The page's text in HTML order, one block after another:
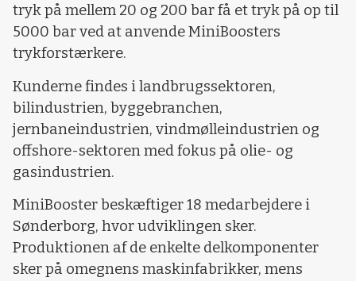
tryk på mellem 20 og 200 bar få et tryk på op til
5000 bar ved at anvende MiniBoosters
trykforstærkere.
Kunderne findes i landbrugssektoren,
bilindustrien, byggebranchen,
jernbaneindustrien, vindmølleindustrien og
offshore-sektoren med fokus på olie- og
gasindustrien.
MiniBooster beskæftiger 18 medarbejdere i
Sønderborg, hvor udviklingen sker.
Produktionen af de enkelte delkomponenter
sker på omegnens maskinfabrikker, mens